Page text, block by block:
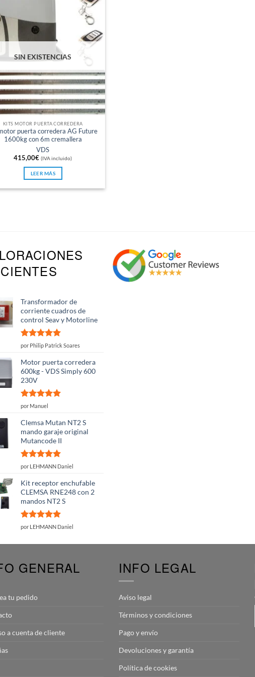
SIN EXISTENCIAS
KITS MOTOR PUERTA CORREDERA
puerta corredera AG Future
1600kg con 6m cremallera
VDS
415,00€ (IVA incluido)
LEER MÁS
Transformador de
corriente cuadros de
control Seav y Motorline
Valorado
por Philip Patrick Soares
Motor puerta corredera
600kg - VDS Simply 600
230V
Valorado
por Manuel
Clemsa Mutan NT2 S
mando garaje original
Mutancode II
Valorado
por LEHMANN Daniel
Kit receptor enchufable
CLEMSA RNE248 con 2
mandos NT2 S
Valorado
por LEHMANN Daniel
GENERAL
tu pedido
a cuenta de cliente
INFO LEGAL
Aviso legal
Términos y condiciones
Pago y envío
Devoluciones y garantía
Política de cookies